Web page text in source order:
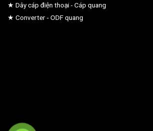
★ Dây cáp điện thoại - Cáp quang
★ Converter - ODF quang